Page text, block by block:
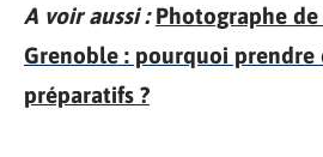
A voir aussi : Photographe
Grenoble : pourquoi prendre
préparatifs ?